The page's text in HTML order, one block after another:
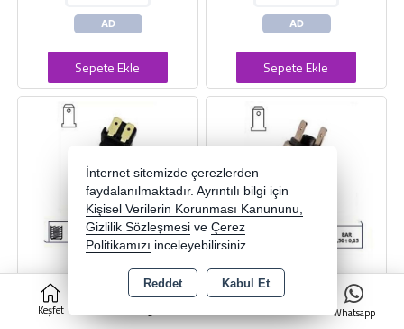
Keşfet
0
Whatsapp
AD
Sepete Ekle
AD
Sepete Ekle
FREN MUSURU FORD TRANSIT FREN MUSURU FATIH
İnternet sitemizde çerezlerden
faydalanılmaktadır. Ayrıntılı bilgi için
Kişisel Verilerin Korunması Kanununu,
Gizlilik Sözleşmesi ve Çerez
Politikamızı inceleyebilirsiniz.
Reddet Kabul Et